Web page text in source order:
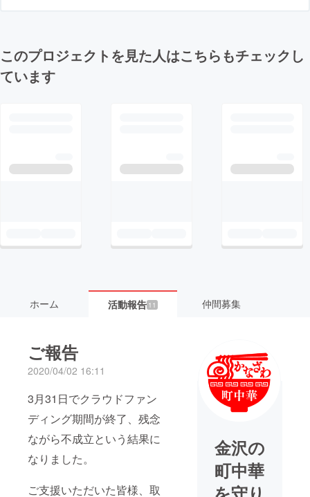
このプロジェクトを見た人はこちらもチェックし
ています
ホーム 活動報告 11 仲間募集
ご報告
2020/04/02 16:11
3月31日でクラウドファン
ディング期間が終了、残念
ながら不成立という結果に
なりました。
ご支援いただいた皆様、取
金沢の
町中華